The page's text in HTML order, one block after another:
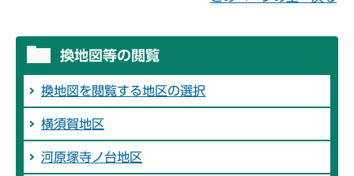
換地図等の閲覧
換地図を閲覧する地区の選択
横須賀地区
河原塚寺ノ台地区